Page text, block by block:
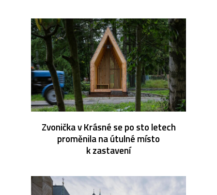
Zvonička v Krásné se po sto letech
proměnila na útulné místo
k zastavení